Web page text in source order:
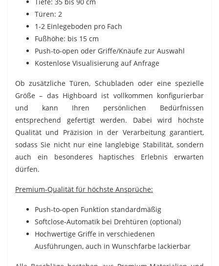
Türen: 2
1-2 Einlegeboden pro Fach
Fußhöhe: bis 15 cm
Push-to-open oder Griffe/Knäufe zur Auswahl
Kostenlose Visualisierung auf Anfrage
Ob zusätzliche Türen, Schubladen oder eine spezielle
Größe – das Highboard ist vollkommen konfigurierbar
und kann Ihren persönlichen Bedürfnissen
entsprechend gefertigt werden. Dabei wird höchste
Qualität und Präzision in der Verarbeitung garantiert,
sodass Sie nicht nur eine langlebige Stabilität, sondern
auch ein besonderes haptisches Erlebnis erwarten
dürfen.
Premium-Qualität für höchste Ansprüche:
Push-to-open Funktion standardmäßig
Softclose-Automatik bei Drehtüren (optional)
Hochwertige Griffe in verschiedenen
Ausführungen, auch in Wunschfarbe lackierbar